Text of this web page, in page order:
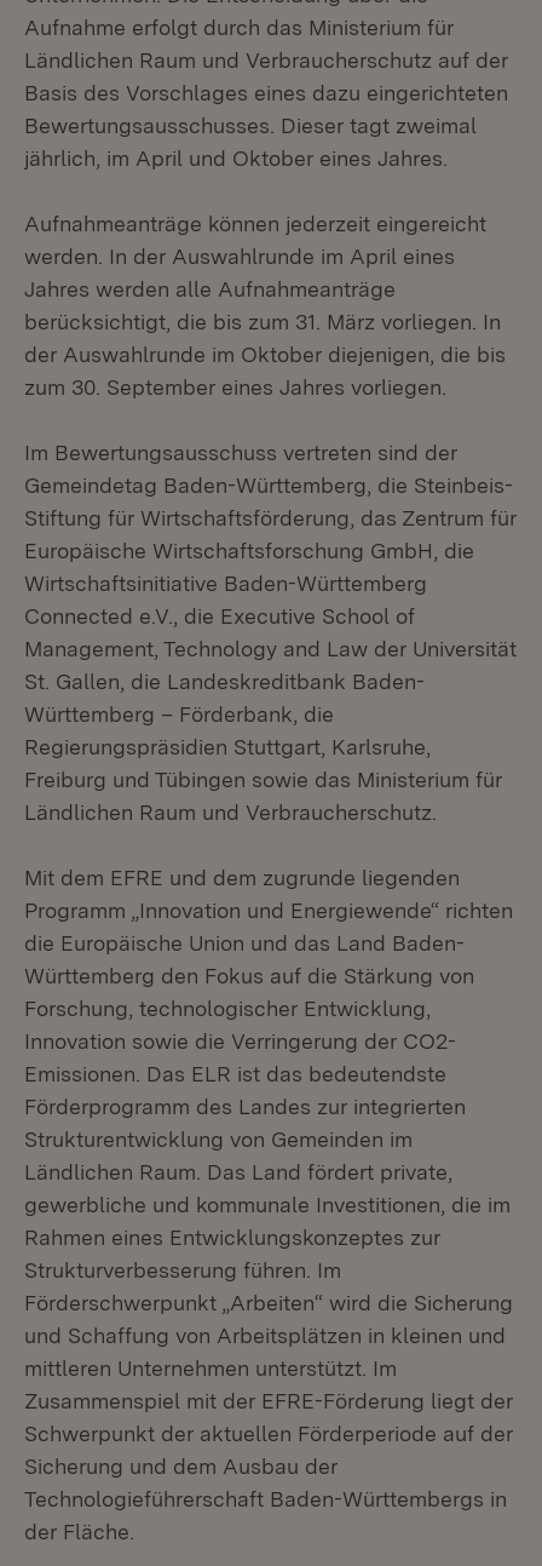
Aufnahme erfolgt durch das Ministerium für
Ländlichen Raum und Verbraucherschutz auf der
Basis des Vorschlages eines dazu eingerichteten
Bewertungsausschusses. Dieser tagt zweimal
jährlich, im April und Oktober eines Jahres.
Aufnahmeanträge können jederzeit eingereicht
werden. In der Auswahlrunde im April eines
Jahres werden alle Aufnahmeanträge
berücksichtigt, die bis zum 31. März vorliegen. In
der Auswahlrunde im Oktober diejenigen, die bis
zum 30. September eines Jahres vorliegen.
Im Bewertungsausschuss vertreten sind der
Gemeindetag Baden-Württemberg, die Steinbeis-
Stiftung für Wirtschaftsförderung, das Zentrum für
Europäische Wirtschaftsforschung GmbH, die
Wirtschaftsinitiative Baden-Württemberg
Connected e.V., die Executive School of
Management, Technology and Law der Universität
St. Gallen, die Landeskreditbank Baden-
Württemberg – Förderbank, die
Regierungspräsidien Stuttgart, Karlsruhe,
Freiburg und Tübingen sowie das Ministerium für
Ländlichen Raum und Verbraucherschutz.
Mit dem EFRE und dem zugrunde liegenden
Programm „Innovation und Energiewende“ richten
die Europäische Union und das Land Baden-
Württemberg den Fokus auf die Stärkung von
Forschung, technologischer Entwicklung,
Innovation sowie die Verringerung der CO2-
Emissionen. Das ELR ist das bedeutendste
Förderprogramm des Landes zur integrierten
Strukturentwicklung von Gemeinden im
Ländlichen Raum. Das Land fördert private,
gewerbliche und kommunale Investitionen, die im
Rahmen eines Entwicklungskonzeptes zur
Strukturverbesserung führen. Im
Förderschwerpunkt „Arbeiten“ wird die Sicherung
und Schaffung von Arbeitsplätzen in kleinen und
mittleren Unternehmen unterstützt. Im
Zusammenspiel mit der EFRE-Förderung liegt der
Schwerpunkt der aktuellen Förderperiode auf der
Sicherung und dem Ausbau der
Technologieführerschaft Baden-Württembergs in
der Fläche.